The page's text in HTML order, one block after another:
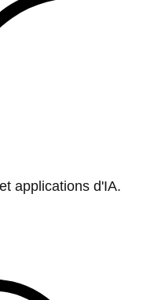
applications d'IA.